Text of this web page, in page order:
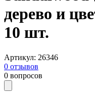
дерево и
10 шт.
Артикул: 26346
0 отзывов
0 вопросов